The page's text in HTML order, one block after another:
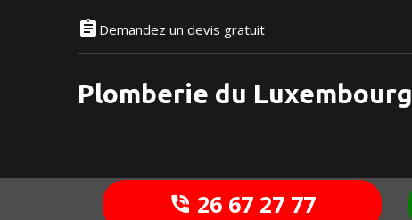
Demandez un devis gratuit
Plomberie du Luxembourg
26 67 27 77